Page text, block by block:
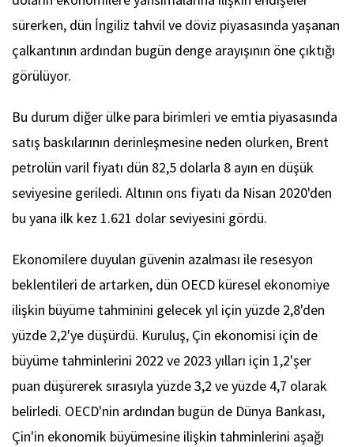
sürerken, dün İngiliz tahvil ve döviz piyasasında yaşanan
çalkantının ardından bugün denge arayışının öne çıktığı
görülüyor.
Bu durum diğer ülke para birimleri ve emtia piyasasında
satış baskılarının derinleşmesine neden olurken, Brent
petrolün varil fiyatı dün 82,5 dolarla 8 ayın en düşük
seviyesine geriledi. Altının ons fiyatı da Nisan 2020'den
bu yana ilk kez 1.621 dolar seviyesini gördü.
Ekonomilere duyulan güvenin azalması ile resesyon
beklentileri de artarken, dün OECD küresel ekonomiye
ilişkin büyüme tahminini gelecek yıl için yüzde 2,8'den
yüzde 2,2'ye düşürdü. Kuruluş, Çin ekonomisi için de
büyüme tahminlerini 2022 ve 2023 yılları için 1,2'şer
puan düşürerek sırasıyla yüzde 3,2 ve yüzde 4,7 olarak
belirledi. OECD'nin ardından bugün de Dünya Bankası,
Çin'in ekonomik büyümesine ilişkin tahminlerini aşağı